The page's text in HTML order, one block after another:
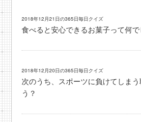
2018年12月21日の365日毎日クイズ
食べると安心できるお菓子って何で
2018年12月20日の365日毎日クイズ
次のうち、スポーツに負けてしま
う？